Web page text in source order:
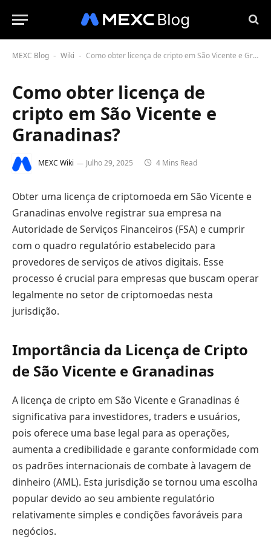
MEXC Blog - Wiki - Como obter licença de cripto em São Vicente e Granadinas?
Como obter licença de
cripto em São Vicente e
Granadinas?
MEXC Wiki Julho 29, 2025 4 Mins Read
Obter uma licença de criptomoeda em São Vicente e
Granadinas envolve registrar sua empresa na
Autoridade de Serviços Financeiros (FSA) e cumprir
com o quadro regulatório estabelecido para
provedores de serviços de ativos digitais. Esse
processo é crucial para empresas que buscam operar
legalmente no setor de criptomoedas nesta
jurisdição.
Importância da Licença de Cripto
de São Vicente e Granadinas
A licença de cripto em São Vicente e Granadinas é
significativa para investidores, traders e usuários,
pois oferece uma base legal para as operações,
aumenta a credibilidade e garante conformidade com
os padrões internacionais de combate à lavagem de
dinheiro (AML). Esta jurisdição se tornou uma escolha
popular devido ao seu ambiente regulatório
relativamente simples e condições favoráveis para
negócios.